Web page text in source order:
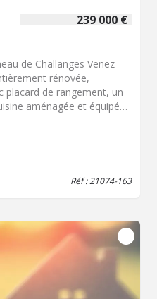
239 000 €
de Challanges Venez
rénovée,
placard de rangement, un
aménagée et équipée
Son extérieur,
de profiter pleinement des
amis. La cour et une place
vous permettra de
?Contactez notre
au 07 84 38 29 79.
Réf : 21074-163